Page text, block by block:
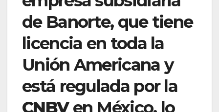
de Banorte, que tiene
licencia en toda la
Unión Americana y
está regulada por la
CNBVen México, lo